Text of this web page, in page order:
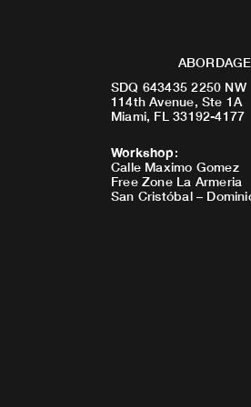
SDQ 643435 2250 NW
114th Avenue, Ste 1A
Miami, FL 33192-4177
Workshop:
Calle Maximo Gomez
Free Zone La Armeria
San Cristóbal –